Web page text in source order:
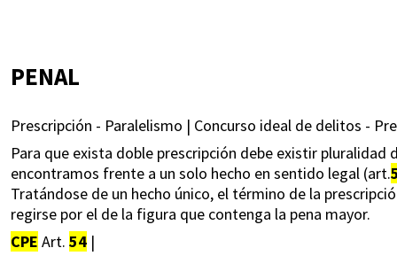
PENAL
Prescripción - Paralelismo | Concurso ideal de delitos -
Para que exista doble prescripción debe existir pluralidad
encontramos frente a un solo hecho en sentido legal (art.
Tratándose de un hecho único, el término de la
regirse por el de la figura que contenga la pena mayor.
CPE Art. 54 |